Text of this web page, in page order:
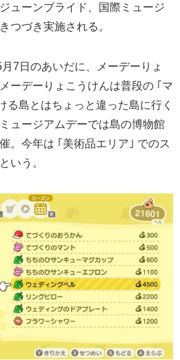
ューンブライド、国際ミュージ
つづき実施される。
7日のあいだに、メーデーりょ
ーデーりょこうけんは普段の ｢マ
る島とはちょっと違った島に行く
ュージアムデーでは島の博物館
。今年は ｢美術品エリア｣ でのス
いう。